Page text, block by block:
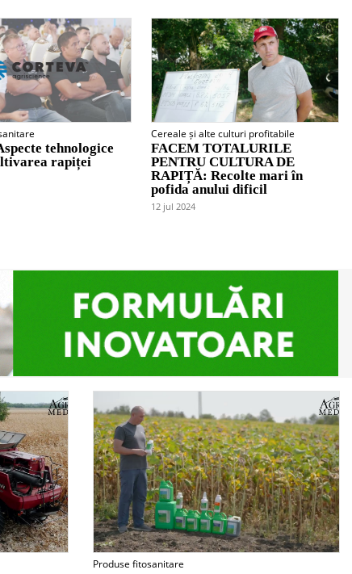
tehnologice
rapiței
Cereale și alte culturi profitabile
FACEM TOTALURILE
PENTRU CULTURA DE
RAPIȚĂ: Recolte mari în
pofida anului dificil
12 jul 2024
Produse fitosanitare